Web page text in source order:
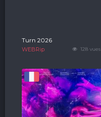
128 vues
Turn 2026
WEBRip